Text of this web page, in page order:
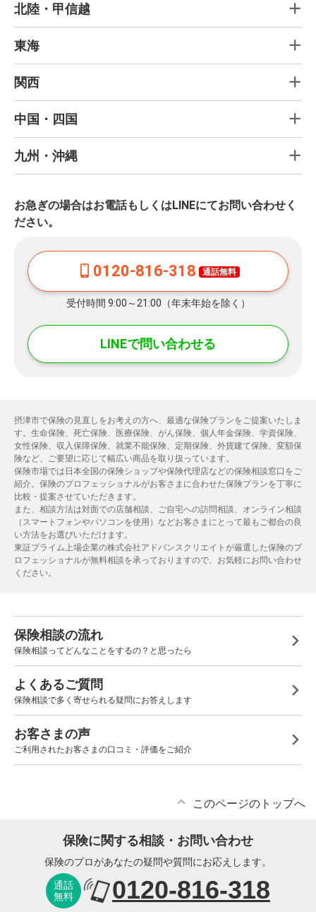
北陸・甲信越
東海
関西
中国・四国
九州・沖縄
お急ぎの場合はお電話もしくはLINEにてお問い合わせく
ださい。
0120-816-318 通話無料
受付時間 9:00～21:00（年末年始を除く）
LINEで問い合わせる
摂津市で保険の見直しをお考えの方へ、最適な保険プランをご提案いたしま
す。生命保険、死亡保険、医療保険、がん保険、個人年金保険、学資保険、
女性保険、収入保障保険、就業不能保険、定期保険、外貨建て保険、変額保
険など、ご要望に応じて幅広い商品を取り扱っています。
保険市場では日本全国の保険ショップや保険代理店などの保険相談窓口をご
紹介。保険のプロフェッショナルがお客さまに合わせた保険プランを丁寧に
比較・提案させていただきます。
また、相談方法は対面での店舗相談、ご自宅への訪問相談、オンライン相談
（スマートフォンやパソコンを使用）などお客さまにとって最もご都合の良
い方法をお選びいただけます。
東証プライム上場企業の株式会社アドバンスクリエイトが厳選した保険のプ
ロフェッショナルが無料相談を承っておりますので、お気軽にお問い合わせ
ください。
保険相談の流れ
保険相談ってどんなことをするの？と思ったら
よくあるご質問
保険相談で多く寄せられる疑問にお答えします
お客さまの声
ご利用されたお客さまの口コミ・評価をご紹介
このページのトップへ
保険に関する相談・お問い合わせ
保険のプロがあなたの疑問や質問にお応えします。
通話
無料
0120-816-318